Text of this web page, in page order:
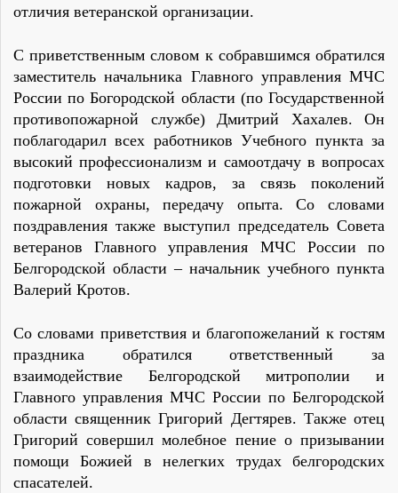
отличия ветеранской организации.
С приветственным словом к собравшимся обратился
заместитель начальника Главного управления МЧС
России по Богородской области (по Государственной
противопожарной службе) Дмитрий Хахалев. Он
поблагодарил всех работников Учебного пункта за
высокий профессионализм и самоотдачу в вопросах
подготовки новых кадров, за связь поколений
пожарной охраны, передачу опыта. Со словами
поздравления также выступил председатель Совета
ветеранов Главного управления МЧС России по
Белгородской области – начальник учебного пункта
Валерий Кротов.
Со словами приветствия и благопожеланий к гостям
праздника обратился ответственный за
взаимодействие Белгородской митрополии и
Главного управления МЧС России по Белгородской
области священник Григорий Дегтярев. Также отец
Григорий совершил молебное пение о призывании
помощи Божией в нелегких трудах белгородских
спасателей.